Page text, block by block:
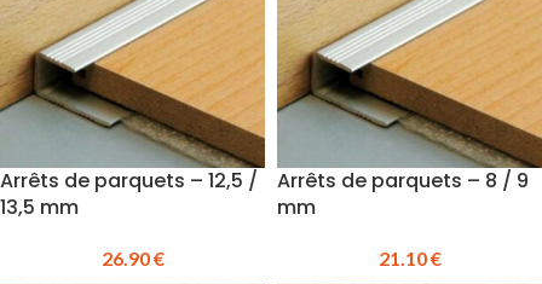
Arrêts de parquets – 12,5 /
13,5 mm
26.90€
Arrêts de parquets – 8 / 9
mm
21.10€